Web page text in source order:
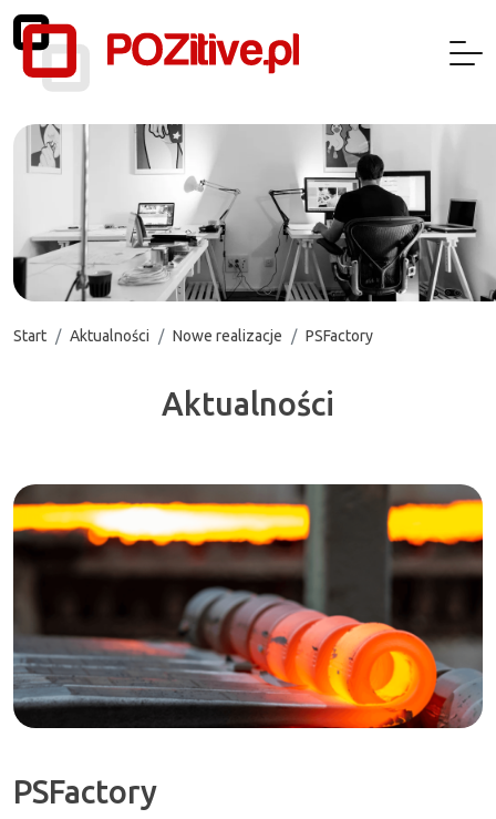
Aktualności
Start Aktualności Nowe realizacje PSFactory
PSFactory